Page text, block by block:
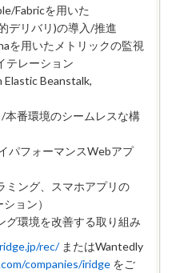
Fabricを用いた
デリバリ)の導入/推進
を用いたメトリックの監視
テレーション
Elastic Beanstalk,
本番環境のシームレスな構
パフォーマンスWebアプ
ミング、スマホアプリの
ョン）
グ環境を改善する取り組み
rec/またはWantedly
companies/iridge をご